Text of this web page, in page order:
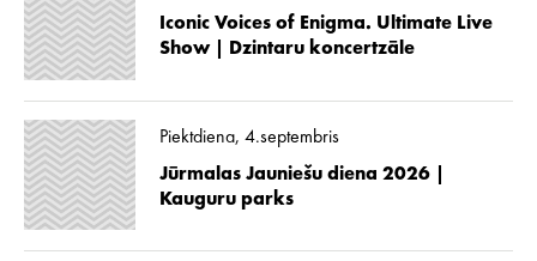
Iconic Voices of Enigma. Ultimate Live
Show | Dzintaru koncertzāle
Piektdiena, 4.septembris
Jūrmalas Jauniešu diena 2026 |
Kauguru parks